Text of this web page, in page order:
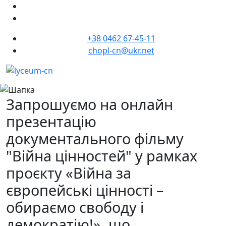
+38 0462 67-45-11
chopl-cn@ukr.net
Запрошуємо на онлайн
презентацію
документального фільму
"Війна цінностей" у рамках
проєкту «Війна за
європейські цінності –
обираємо свободу і